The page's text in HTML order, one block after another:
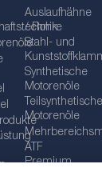
Auslaufhähne
/ Rohre
Stahl- und
Synthetische
Motorenöle
Teilsynthetische
Motorenöle
ATF
Premium